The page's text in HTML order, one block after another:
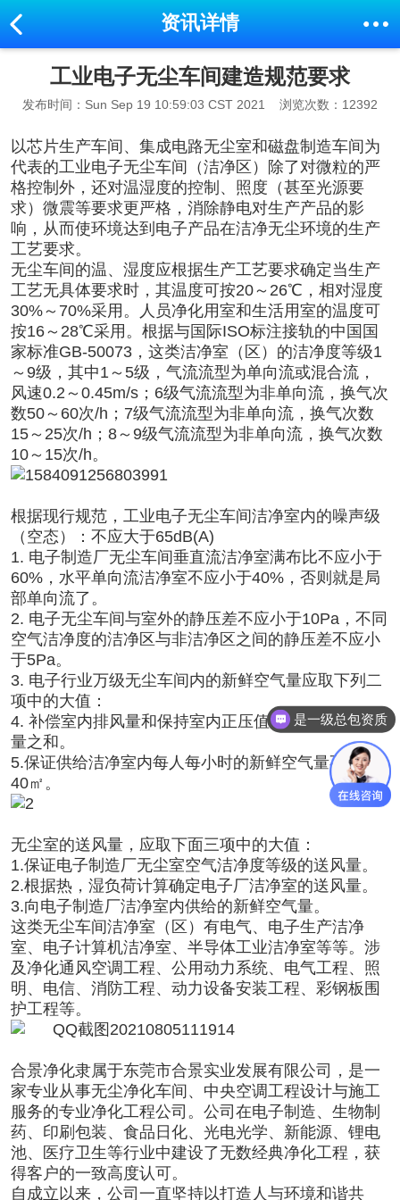
资讯详情
工业电子无尘车间建造规范要求
发布时间：Sun Sep 19 10:59:03 CST 2021 浏览次数：12392
以芯片生产车间、集成电路无尘室和磁盘制造车间为
代表的工业电子无尘车间（洁净区）除了对微粒的严
格控制外，还对温湿度的控制、照度（甚至光源要
求）微震等要求更严格，消除静电对生产产品的影
响，从而使环境达到电子产品在洁净无尘环境的生产
工艺要求。
无尘车间的温、湿度应根据生产工艺要求确定当生产
工艺无具体要求时，其温度可按20～ 26℃，相对湿度
30%～ 70%采用。人员净化用室和生活用室的温度可
按16～ 28℃采用。根据与国际ISO标注接轨的中国国
家标准GB-50073，这类洁净室（区）的洁净度等级1
～ 9级，其中1 ～ 5级，气流流型为单向流或混合流，
风速0.2 ～ 0.45m/s； 6级气流流型为非单向流，换气次
数50～ 60次/h ； 7级气流流型为非单向流，换气次数
15～ 25次/h ； 8～ 9级气流流型为非单向流，换气次数
10～ 15次/h。
根据现行规范，工业电子无尘车间洁净室内的噪声级
（空态）：不应大于65dB(A)
1. 电子制造厂无尘车间垂直流洁净室满布比不应小于
60%，水平单向流洁净室不应小于40%，否则就是局
部单向流了。
2. 电子无尘车间与室外的静压差不应小于10Pa ，不同
空气洁净度的洁净区与非洁净区之间的静压差不应小
于5Pa。
3. 电子行业万级无尘车间内的新鲜空气量应取下列二
项中的大值：
4. 补偿室内排风量和保持室内正压值所需的新鲜空气
量之和。
5.保证供给洁净室内每人每小时的新鲜空气量不小于
40㎡。
无尘室的送风量，应取下面三项中的大值：
1.保证电子制造厂无尘室空气洁净度等级的送风量。
2.根据热，湿负荷计算确定电子厂洁净室的送风量。
3.向电子制造厂洁净室内供给的新鲜空气量。
这类无尘车间洁净室（区）有电气、电子生产洁净
室、电子计算机洁净室、半导体工业洁净室等等。涉
及净化通风空调工程、公用动力系统、电气工程、照
明、电信、消防工程、动力设备安装工程、彩钢板围
护工程等。
合景净化隶属于东莞市合景实业发展有限公司，是一
家专业从事无尘净化车间、中央空调工程设计与施工
服务的专业净化工程公司 。公司在电子制造、 生物制
药、印刷包装、食品日化、光电光学、新能源、锂电
池、医疗卫生等行业中建设了无数经典净化工程，获
得客户的一致高度认可。
自成立以来，公司一直坚持以打造人与环境和谐共
是一级总包资质